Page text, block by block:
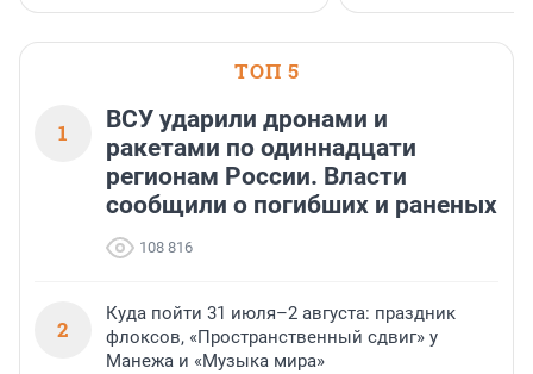
ТОП 5
1
ВСУ ударили дронами и
ракетами по одиннадцати
регионам России. Власти
сообщили о погибших и раненых
108 816
2
Куда пойти 31 июля–2 августа: праздник
флоксов, «Пространственный сдвиг» у
Манежа и «Музыка мира»